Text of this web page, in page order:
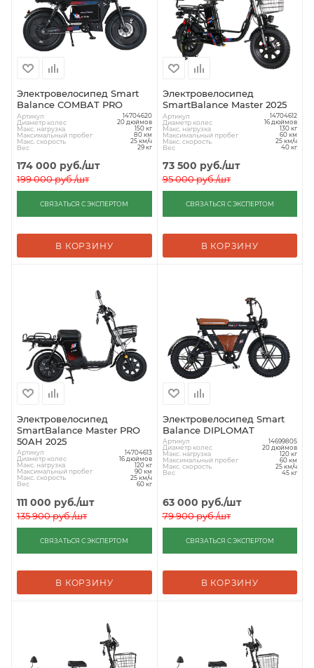
Электровелосипед Smart
Balance COMBAT PRO
Артикул 14704620
Диаметр колес 20 дюймов
Макс. нагрузка 150 кг
Максимальный пробег 80 км
Макс. скорость 25 км/ч
Вес 29 кг
174 000 руб./шт
199 000руб./шт
СВЯЗАТЬСЯ С ЭКСПЕРТОМ
В КОРЗИНУ
Электровелосипед
SmartBalance Master 2025
Артикул 14704612
Диаметр колес 16 дюймов
Макс. нагрузка 130 кг
Максимальный пробег 60 км
Макс. скорость 25 км/ч
Вес 40 кг
73 500 руб./шт
95 000руб./шт
СВЯЗАТЬСЯ С ЭКСПЕРТОМ
В КОРЗИНУ
Электровелосипед
SmartBalance Master PRO
50AH 2025
Артикул 14704613
Диаметр колес 16 дюймов
Макс. нагрузка 120 кг
Максимальный пробег 90 км
Макс. скорость 25 км/ч
Вес 60 кг
111 000 руб./шт
135 900руб./шт
СВЯЗАТЬСЯ С ЭКСПЕРТОМ
В КОРЗИНУ
Электровелосипед Smart
Balance DIPLOMAT
Артикул 14699805
Диаметр колес 20 дюймов
Макс. нагрузка 120 кг
Максимальный пробег 60 км
Макс. скорость 25 км/ч
Вес 45 кг
63 000 руб./шт
79 900руб./шт
СВЯЗАТЬСЯ С ЭКСПЕРТОМ
В КОРЗИНУ